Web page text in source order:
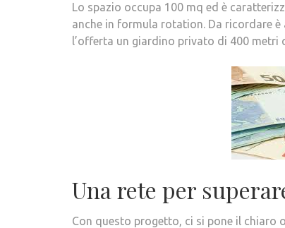
Lo spazio occupa 100 mq ed è
anche in formula rotation. Da ricordare
l’offerta un giardino privato di 400 metri
Una rete per
Con questo progetto, ci si pone il